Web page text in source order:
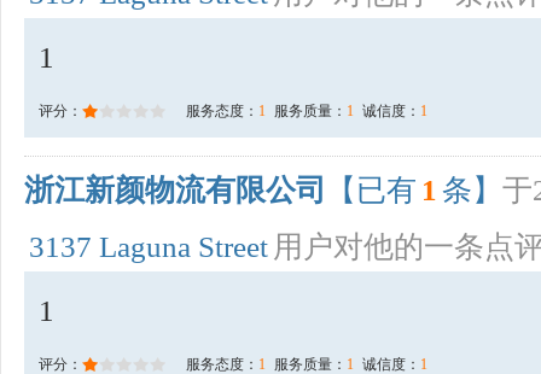
1
评分： 服务态度： 1 服务质量： 1 诚信度： 1
浙江新颜物流有限公司 【已有 1 条】 于
3137 Laguna Street 用户对他的一条点
1
评分： 服务态度： 1 服务质量： 1 诚信度： 1